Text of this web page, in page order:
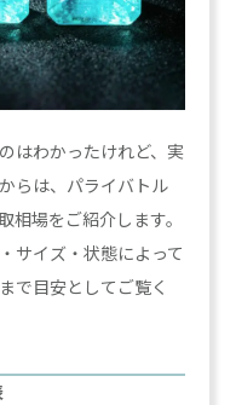
はわかったけれど、実
らは、パライバトル
相場をご紹介します。
サイズ・状態によって
で目安としてご覧く